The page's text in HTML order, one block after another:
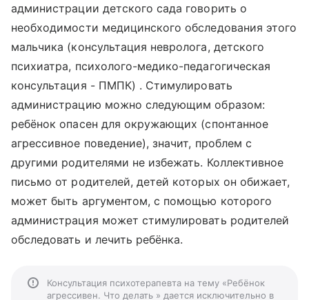
администрации детского сада говорить о
необходимости медицинского обследования этого
мальчика (консультация невролога, детского
психиатра, психолого-медико-педагогическая
консультация - ПМПК) . Стимулировать
администрацию можно следующим образом:
ребёнок опасен для окружающих (спонтанное
агрессивное поведение), значит, проблем с
другими родителями не избежать. Коллективное
письмо от родителей, детей которых он обижает,
может быть аргументом, с помощью которого
администрация может стимулировать родителей
обследовать и лечить ребёнка.
Консультация психотерапевта на тему «Ребёнок
агрессивен. Что делать » дается исключительно в